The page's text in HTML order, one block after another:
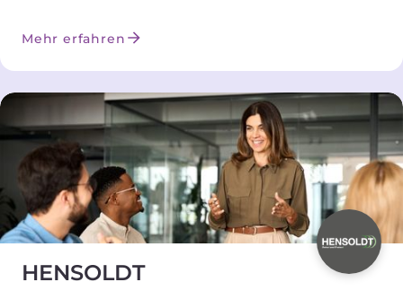
Mehr erfahren
HENSOLDT